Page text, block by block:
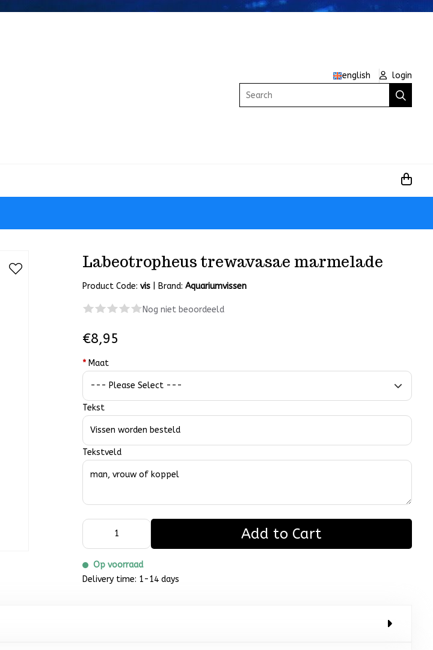
english
login
Search
Labeotropheus trewavasae marmelade
Product Code:vis Brand:Aquariumvissen
Nog niet beoordeeld
€8,95
* Maat
Tekst
Tekstveld
Add to Cart
Op voorraad
Delivery time: 1-14 days